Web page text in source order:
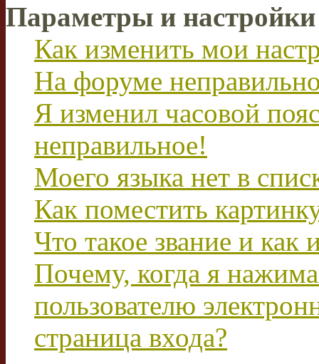
Параметры и настройки
Как изменить мои
На форуме
Я изменил часовой
неправильное!
Моего языка нет в
Как поместить
Что такое звание и как
Почему, когда я
пользователю
страница входа?